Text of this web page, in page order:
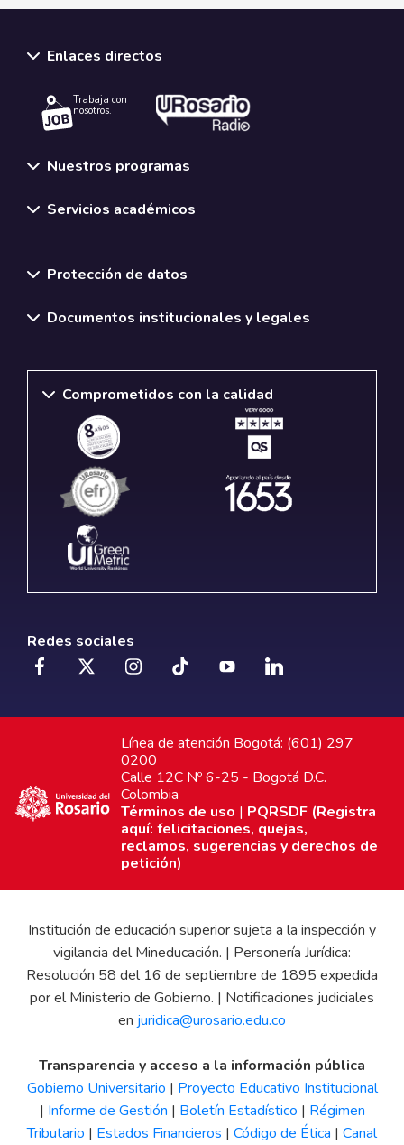
Enlaces directos
Trabaja con
nosotros.
Nuestros programas
Servicios académicos
Protección de datos
Documentos institucionales y legales
Comprometidos con la calidad
Redes sociales
Línea de atención Bogotá: (601) 297
0200
Calle 12C Nº 6-25 - Bogotá D.C.
Colombia
Términos de uso | PQRSDF (Registra
aquí: felicitaciones, quejas,
reclamos, sugerencias y derechos de
petición)
Institución de educación superior sujeta a la inspección y
vigilancia del Mineducación. | Personería Jurídica:
Resolución 58 del 16 de septiembre de 1895 expedida
por el Ministerio de Gobierno. | Notificaciones judiciales
en juridica@urosario.edu.co
Transparencia y acceso a la información pública
Gobierno Universitario | Proyecto Educativo Institucional
| Informe de Gestión | Boletín Estadístico | Régimen
Tributario | Estados Financieros | Código de Ética | Canal